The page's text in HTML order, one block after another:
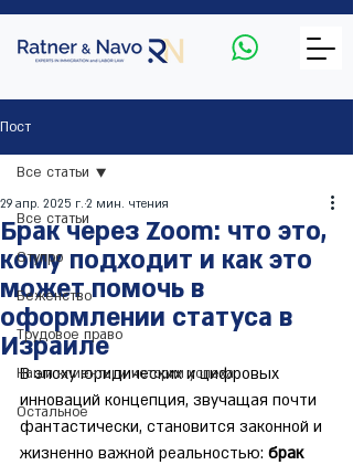
Пост
Все статьи
Ступро
Беженство
Трудовое право
Наши клиенты и истории успеха
Остальное
Все статьи
Брак через Zoom: что это,
кому подходит и как это
может помочь в
оформлении статуса в
Израиле
29 апр. 2025 г. 2 мин. чтения
В эпоху юридических и цифровых
инноваций концепция, звучащая почти
фантастически, становится законной и
жизненно важной реальностью: брак